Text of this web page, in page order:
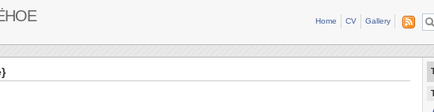
Home CV Gallery